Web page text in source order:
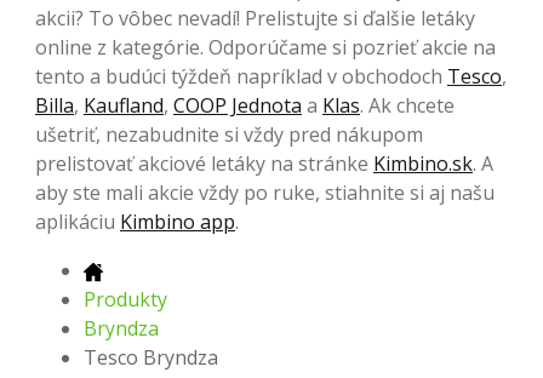
akcii? To vôbec nevadí! Prelistujte si ďalšie letáky
online z kategórie. Odporúčame si pozrieť akcie na
tento a budúci týždeň napríklad v obchodoch Tesco,
Billa, Kaufland, COOP Jednota a Klas. Ak chcete
ušetriť, nezabudnite si vždy pred nákupom
prelistovať akciové letáky na stránke Kimbino.sk. A
aby ste mali akcie vždy po ruke, stiahnite si aj našu
aplikáciu Kimbino app.
Produkty
Bryndza
Tesco Bryndza